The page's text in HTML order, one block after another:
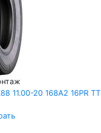
11.00-20 168А2 16PR TT